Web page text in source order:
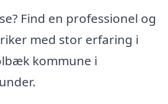
Find en professionel og
med stor erfaring i
kommune i